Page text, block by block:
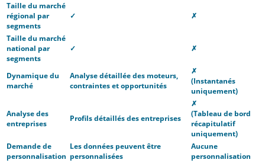
Taille du marché
régional par
segments
✓ ✗
Taille du marché
national par
segments
✓ ✗
Dynamique du
marché
Analyse détaillée des moteurs,
contraintes et opportunités
✗
(Instantanés
uniquement)
Analyse des
entreprises
Profils détaillés des entreprises
✗
(Tableau de bord
récapitulatif
uniquement)
Demande de
personnalisation
Les données peuvent être
personnalisées
Aucune
personnalisation